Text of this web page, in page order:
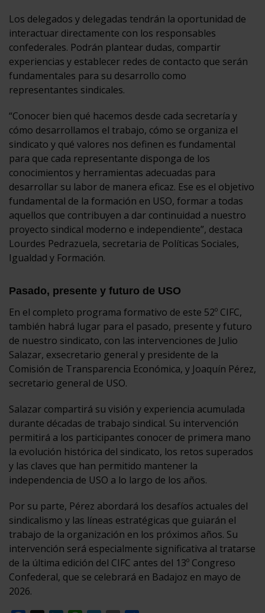
Los delegados y delegadas tendrán la oportunidad de
interactuar directamente con los responsables
confederales. Podrán plantear dudas, compartir
experiencias y establecer redes de contacto que serán
fundamentales para su desarrollo como
representantes sindicales.
“Conocer bien qué hacemos desde cada secretaría y
cómo desarrollamos el trabajo, cómo se organiza el
sindicato y qué valores nos definen es fundamental
para que cada representante disponga de los
conocimientos y herramientas adecuadas para
desarrollar su labor de manera eficaz. Ese es el objetivo
fundamental de la formación en USO, formar a todas
aquellos que contribuyen a dar continuidad a nuestro
proyecto sindical moderno e independiente”, destaca
Lourdes Pedrazuela, secretaria de Políticas Sociales,
Igualdad y Formación.
Pasado, presente y futuro de USO
En el completo programa formativo de este 52º CIFC,
también habrá lugar para el pasado, presente y futuro
de nuestro sindicato, con las intervenciones de Julio
Salazar, exsecretario general y presidente de la
Comisión de Transparencia Económica, y Joaquín Pérez,
secretario general de USO.
Salazar compartirá su visión y experiencia acumulada
durante décadas de trabajo sindical. Su intervención
permitirá a los participantes conocer de primera mano
la evolución histórica del sindicato, los retos superados
y las claves que han permitido mantener la
independencia de USO a lo largo de los años.
Por su parte, Pérez abordará los desafíos actuales del
sindicalismo y las líneas estratégicas que guiarán el
trabajo de la organización en los próximos años. Su
intervención será especialmente significativa al tratarse
de la última edición del CIFC antes del 13º Congreso
Confederal, que se celebrará en Badajoz en mayo de
2026.